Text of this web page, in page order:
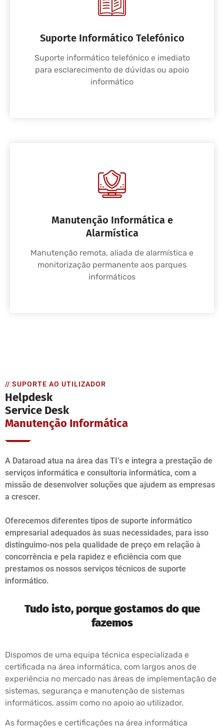
Suporte Informático Telefónico
Suporte informático telefónico e imediato
para esclarecimento de dúvidas ou apoio
informático
Manutenção Informática e
Alarmística
Manutenção remota, aliada de alarmística e
monitorização permanente aos parques
informáticos
// SUPORTE AO UTILIZADOR
Helpdesk
Service Desk
Manutenção Informática
A Dataroad atua na área das TI’s e integra a prestação de
serviços informática e consultoria informática, com a
missão de desenvolver soluções que ajudem as empresas
a crescer.
Oferecemos diferentes tipos de suporte informático
empresarial adequados às suas necessidades, para isso
distinguimo-nos pela qualidade de preço em relação à
concorrência e pela rapidez e eficiência com que
prestamos os nossos serviços técnicos de suporte
informático.
Tudo isto, porque gostamos do que
fazemos
Dispomos de uma equipa técnica especializada e
certificada na área informática, com largos anos de
experiência no mercado nas áreas de implementação de
sistemas, segurança e manutenção de sistemas
informáticos, assim como no apoio ao utilizador.
As formações e certificações na área informática